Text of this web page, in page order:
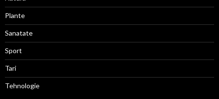
Plante
Sanatate
Sport
Tari
Tehnologie